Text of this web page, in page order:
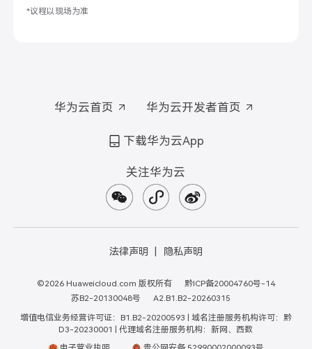
*议程以现场为准
下载华为云App
关注华为云
华为云首页 华为云开发者首页
©2026 Huaweicloud.com 版权所有
黔ICP备20004760号-14
苏B2-20130048号
A2.B1.B2-20260315
增值电信业务经营许可证：B1.B2-20200593 | 域名注册服务机构许可：黔
D3-20230001 | 代理域名注册服务机构：新网、西数
法律声明 隐私声明